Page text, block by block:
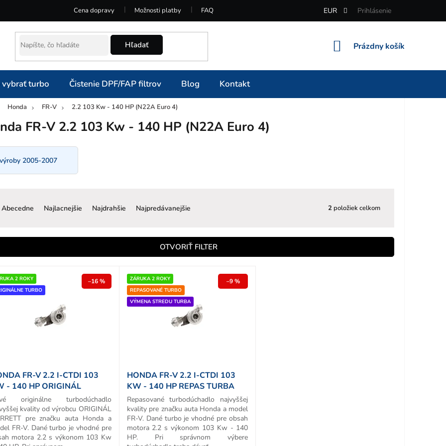
Cena dopravy Možnosti platby FAQ EUR Prihlásenie
Hľadať
NÁKUPNÝ
Prázdny košík
turbo Čistenie DPF/FAP filtrov Blog Kontakt
Honda FR-V 2.2 103 Kw - 140 HP (N22A Euro 4)
FR-V 2.2 103 Kw - 140 HP (N22A Euro 4)
2005-2007
Abecedne Najlacnejšie Najdrahšie Najpredávanejšie 2 položiek celkom
OTVORIŤ FILTER
2 ROKY
TURBO
–16 %
FR-V 2.2 I-CTDI 103
- 140 HP ORIGINÁL
originálne turbodúchadlo
kvality od výrobcu ORIGINÁL
pre značku auta Honda a
FR-V. Dané turbo je vhodné pre
motora 2.2 s výkonom 103 Kw
ZÁRUKA 2 ROKY
REPASOVANÉ TURBO
VÝMENA STREDU TURBA
–9 %
HONDA FR-V 2.2 I-CTDI 103
KW - 140 HP REPAS TURBA
Repasované turbodúchadlo najvyššej
kvality pre značku auta Honda a model
FR-V. Dané turbo je vhodné pre obsah
motora 2.2 s výkonom 103 Kw - 140
HP. Pri správnom výbere